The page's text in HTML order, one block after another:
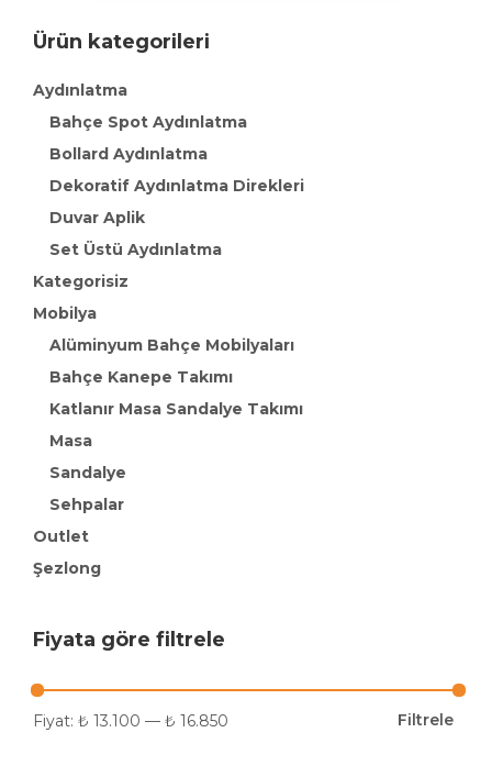
Ürün kategorileri
Aydınlatma
Bahçe Spot Aydınlatma
Bollard Aydınlatma
Dekoratif Aydınlatma Direkleri
Duvar Aplik
Set Üstü Aydınlatma
Kategorisiz
Mobilya
Alüminyum Bahçe Mobilyaları
Bahçe Kanepe Takımı
Katlanır Masa Sandalye Takımı
Masa
Sandalye
Sehpalar
Outlet
Şezlong
Fiyata göre filtrele
Filtrele
Fiyat: ₺ 13.100 — ₺ 16.850